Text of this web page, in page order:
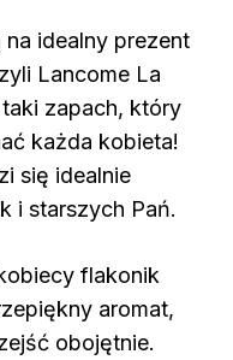
idealny prezent
Lancome La
zapach, który
każda kobieta!
się idealnie
i starszych Pań.
flakonik
aromat,
obojętnie.